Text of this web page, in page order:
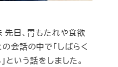
日、胃もたれや食欲
会話の中で「しばらく
という話をしました。